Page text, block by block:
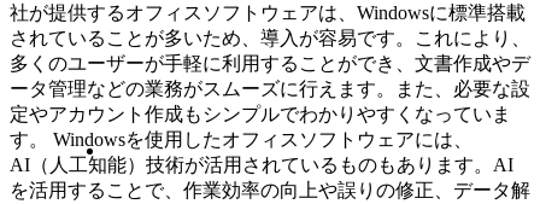
社が提供するオフィスソフトウェアは、Windowsに標準搭載
されていることが多いため、導入が容易です。これにより、
多くのユーザーが手軽に利用することができ、文書作成やデ
ータ管理などの業務がスムーズに行えます。また、必要な設
定やアカウント作成もシンプルでわかりやすくなっていま
す。 Windowsを使用したオフィスソフトウェアには、
AI（人工知能）技術が活用されているものもあります。AI
を活用することで、作業効率の向上や誤りの修正、データ解